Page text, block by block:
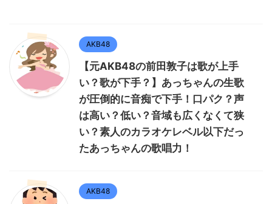
AKB48
【元AKB48の前田敦子は歌が上手
い？歌が下手？】あっちゃんの生歌
が圧倒的に音痴で下手！口パク？声
は高い？低い？音域も広くなくて狭
い？素人のカラオケレベル以下だっ
たあっちゃんの歌唱力！
AKB48